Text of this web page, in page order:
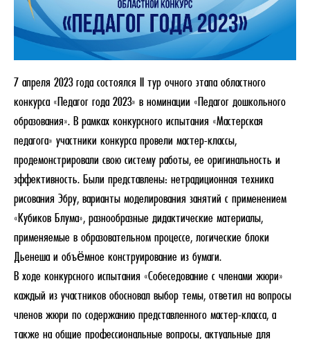
7 апреля 2023 года состоялся II тур очного этапа областного
конкурса «Педагог года 2023» в номинации «Педагог дошкольного
образования». В рамках конкурсного испытания «Мастерская
педагога» участники конкурса провели мастер-классы,
продемонстрировали свою систему работы, ее оригинальность и
эффективность. Были представлены: нетрадиционная техника
рисования Эбру, варианты моделирования занятий с применением
«Кубиков Блума», разнообразные дидактические материалы,
применяемые в образовательном процессе, логические блоки
Дьенеша и объёмное конструирование из бумаги.
В ходе конкурсного испытания «Собеседование с членами жюри»
каждый из участников обосновал выбор темы, ответил на вопросы
членов жюри по содержанию представленного мастер-класса, а
также на общие профессиональные вопросы, актуальные для